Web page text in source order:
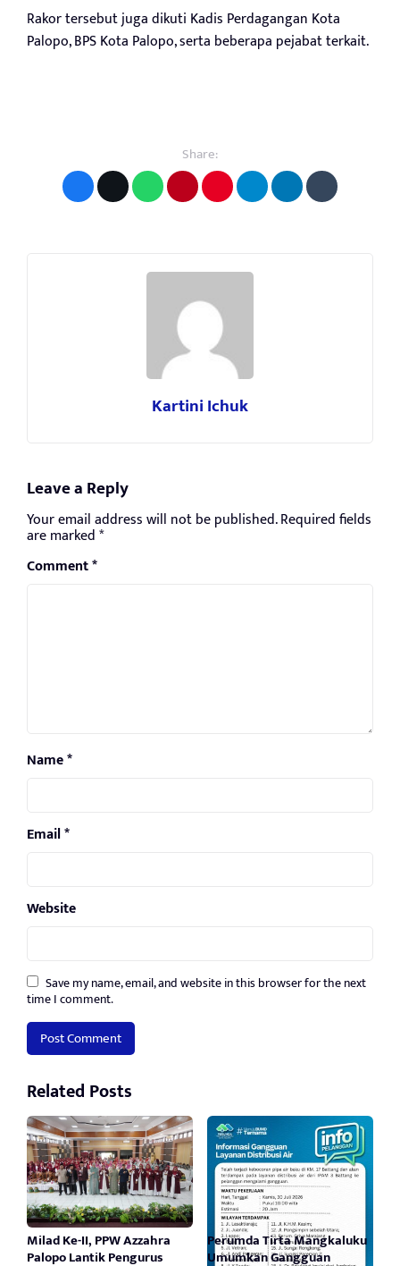
Rakor tersebut juga dikuti Kadis Perdagangan Kota
Palopo, BPS Kota Palopo, serta beberapa pejabat terkait.
Share:
Kartini Ichuk
Leave a Reply
Your email address will not be published.Required fields
are marked*
Comment*
Name*
Email*
Website
Save my name, email, and website in this browser for the next
time I comment.
Related Posts
Milad Ke-II, PPW Azzahra
Palopo Lantik Pengurus
Perumda Tirta Mangkaluku
Umumkan Gangguan